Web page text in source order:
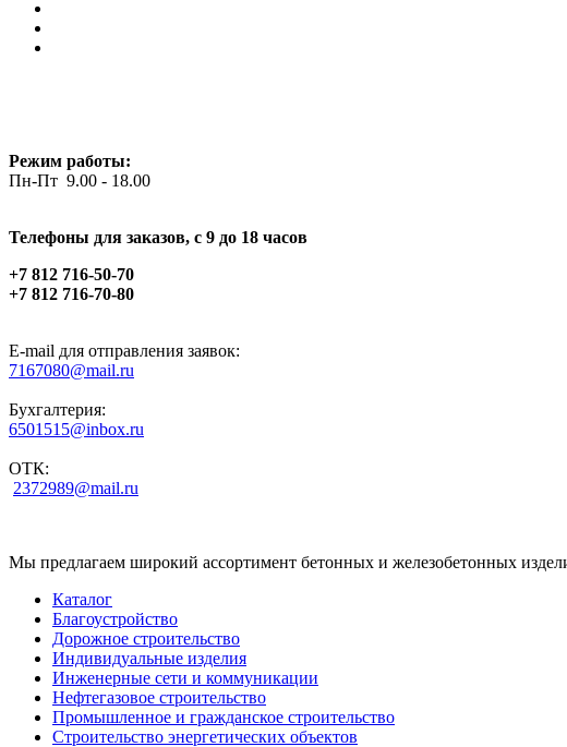
Режим работы:
Пн-Пт 9.00 - 18.00
Телефоны для заказов, c 9 до 18 часов
+7 812 716-50-70
+7 812 716-70-80
E-mail для отправления заявок:
7167080@mail.ru
Бухгалтерия:
6501515@inbox.ru
ОТК:
2372989@mail.ru
Мы предлагаем широкий ассортимент бетонных и железобетонных
Каталог
Благоустройство
Дорожное строительство
Индивидуальные изделия
Инженерные сети и коммуникации
Нефтегазовое строительство
Промышленное и гражданское строительство
Строительство энергетических объектов